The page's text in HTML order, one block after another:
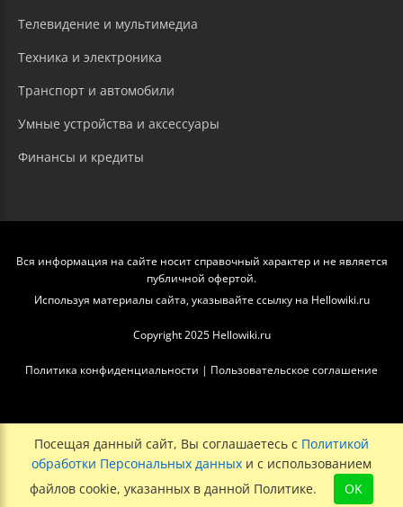
Телевидение и мультимедиа
Техника и электроника
Транспорт и автомобили
Умные устройства и аксессуары
Финансы и кредиты
Вся информация на сайте носит справочный характер и не является
публичной офертой.
Используя материалы сайта, указывайте ссылку на Hellowiki.ru
Copyright 2025 Hellowiki.ru
Политика конфиденциальности | Пользовательское соглашение
Посещая данный сайт, Вы соглашаетесь с Политикой
обработки Персональных данных и с использованием
файлов cookie, указанных в данной Политике.
OK